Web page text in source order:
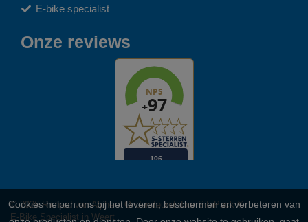
E-bike specialist
Onze reviews
© 2026 Richard van Alphen. Ondersteund doorSitePack ®
E-Bike Specialist in Weert
Cookies helpen ons bij het leveren, beschermen en verbeteren van